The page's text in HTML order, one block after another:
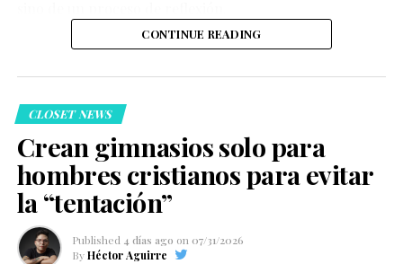
CONTINUE READING
CLOSET NEWS
Crean gimnasios solo para
hombres cristianos para evitar
la “tentación”
Published 4 días ago on 07/31/2026
By Héctor Aguirre